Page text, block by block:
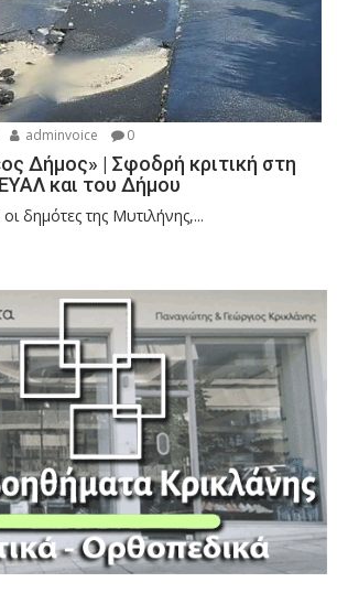
adminvoice 0
Δήμος» | Σφοδρή κριτική στη
και του Δήμου
δημότες της Μυτιλήνης,...